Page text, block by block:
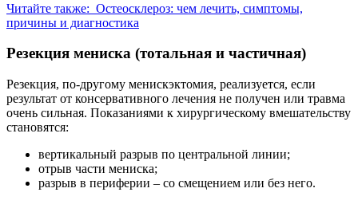
Читайте также: Остеосклероз: чем лечить, симптомы,
причины и диагностика
Резекция мениска (тотальная и частичная)
Резекция, по-другому менискэктомия, реализуется, если
результат от консервативного лечения не получен или травма
очень сильная. Показаниями к хирургическому вмешательству
становятся:
вертикальный разрыв по центральной линии;
отрыв части мениска;
разрыв в периферии – со смещением или без него.